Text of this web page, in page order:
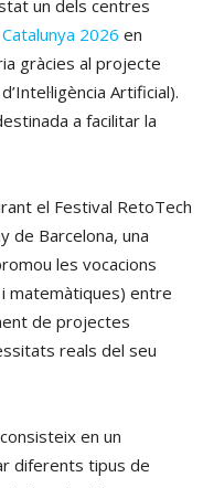
un dels centres
2026 en
gràcies al projecte
Artificial).
a facilitar la
el Festival RetoTech
de Barcelona, una
les vocacions
i matemàtiques) entre
de projectes
reals del seu
en un
diferents tipus de